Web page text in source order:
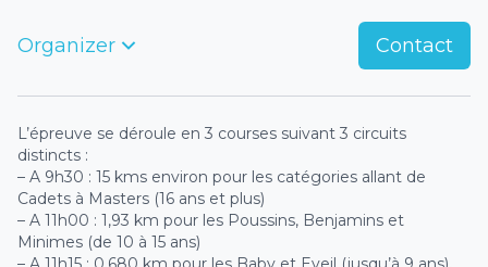
Organizer Contact
L’épreuve se déroule en 3 courses suivant 3 circuits
distincts :
– A 9h30 : 15 kms environ pour les catégories allant de
Cadets à Masters (16 ans et plus)
– A 11h00 : 1,93 km pour les Poussins, Benjamins et
Minimes (de 10 à 15 ans)